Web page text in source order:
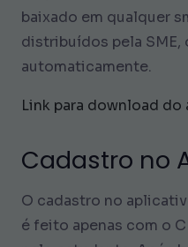
baixado em qualquer
distribuídos pela
automaticamente.
Link para download
Cadastro no
O cadastro no
é feito apenas com o